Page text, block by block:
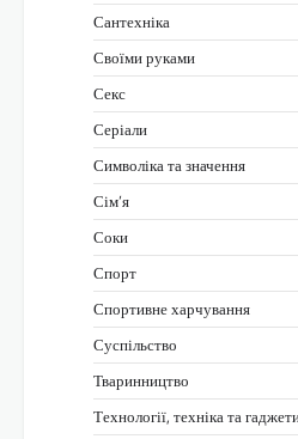
Сантехніка
Своїми руками
Секс
Серіали
Символіка та значення
Сім’я
Соки
Спорт
Спортивне харчування
Суспільство
Тваринництво
Технології, техніка та